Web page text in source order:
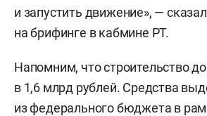
и запустить движение», —
на брифинге в кабмине РТ.
Напомним, что строительство
в 1,6 млрд рублей. Средства
из федерального бюджета в